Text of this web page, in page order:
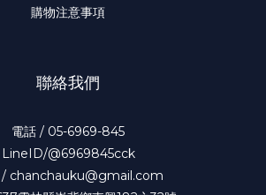
購物注意事項
聯絡我們
電話 / 05-6969-845
LineID/@6969845cck
/ chanchauku@gmail.com